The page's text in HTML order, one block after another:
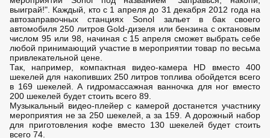
выиграй!". Каждый, кто с 1 апреля до 31 декабря 2012 года на
автозаправочных станциях Sonol зальет в бак своего
автомобиля 250 литров Gold-дизеля или бензина с октановым
числом 95 или 98, начиная с 15 апреля сможет выбрать себе
любой принимающий участие в мероприятии товар по весьма
привлекательной цене.
Так, например, компактная видео-камера HD вместо 400
шекелей для накопивших 250 литров топлива обойдется всего
в 169 шекелей. А гидромассажная ванночка для ног вместо
200 шекелей будет стоить всего 89.
Музыкальный видео-плейер с камерой достанется участнику
мероприятия не за 250 шекелей, а за 159. А дорожный набор
для приготовления кофе вместо 130 шекелей будет стоить
всего 74.